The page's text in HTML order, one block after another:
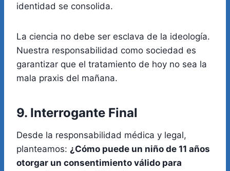
identidad se consolida.
La ciencia no debe ser esclava de la ideología.
Nuestra responsabilidad como sociedad es
garantizar que el tratamiento de hoy no sea la
mala praxis del mañana.
9. Interrogante Final
Desde la responsabilidad médica y legal,
planteamos: ¿Cómo puede un niño de 11 años
otorgar un consentimiento válido para